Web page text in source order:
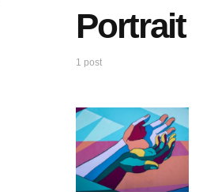
Portrait
1 post